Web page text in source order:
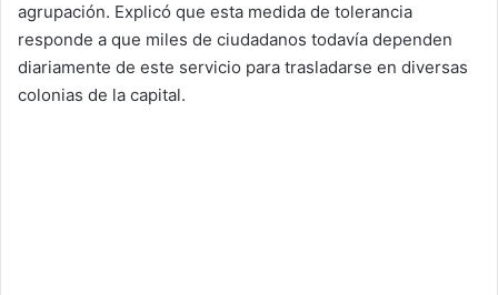
agrupación. Explicó que esta medida de tolerancia
responde a que miles de ciudadanos todavía dependen
diariamente de este servicio para trasladarse en diversas
colonias de la capital.